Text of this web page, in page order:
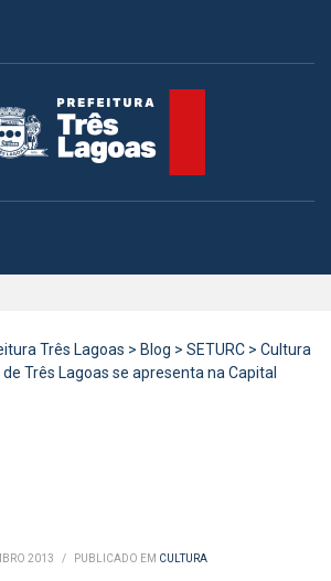
Três Lagoas > Blog > SETURC > Cultura
Três Lagoas se apresenta na Capital
2013 / PUBLICADO EM CULTURA